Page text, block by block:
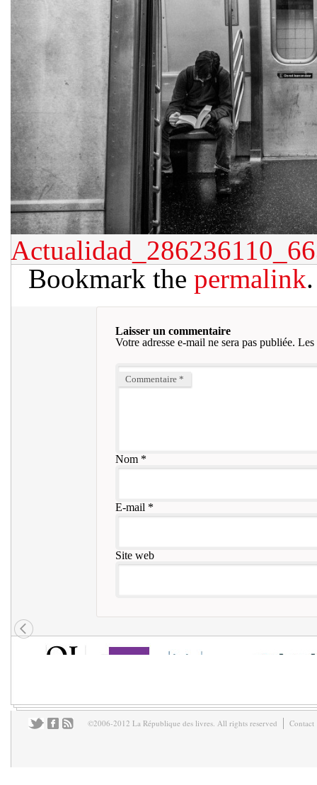
Bookmark the permalink.
Laisser un commentaire
Votre adresse e-mail ne sera pas publiée. Les
Commentaire *
Nom*
E-mail *
Site web
©2006-2012 La République des livres. All rights reserved Contact